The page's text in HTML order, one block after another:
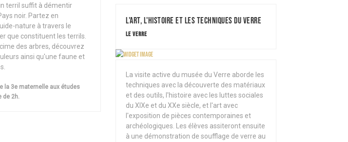
terril suffit à démentir
noir. Partez en
nature à travers le
que constituent les terrils.
des arbres, découvrez
ainsi qu'une faune et
la 3e maternelle aux études
de 2h.
L'Art, l'histoire et les techniques du Verre
LE VERRE
La visite active du musée du Verre aborde les
techniques avec la découverte des matériaux
et des outils, l'histoire avec les luttes sociales
du XIXe et du XXe siècle, et l'art avec
l'exposition de pièces contemporaines et
archéologiques. Les élèves assiteront ensuite
à une démonstration de soufflage de verre au